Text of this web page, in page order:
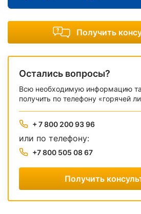
Получить
Остались вопросы?
Всю необходимую информацию
получить по телефону «горячей
+ 7 800 200 93 96
или по телефону:
+7 800 505 08 67
Получить